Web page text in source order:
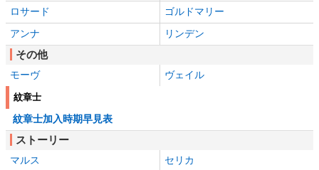
ロサード
ゴルドマリー
アンナ
リンデン
その他
モーヴ ヴェイル
紋章士
紋章士加入時期早見表
ストーリー
マルス
セリカ